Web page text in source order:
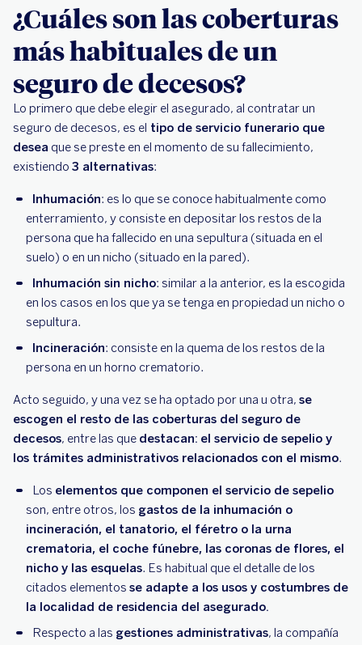
¿Cuáles son las coberturas
más habituales de un
seguro de decesos?
Lo primero que debe elegir el asegurado, al contratar un
seguro de decesos, es el tipo de servicio funerario que
desea que se preste en el momento de su fallecimiento,
existiendo 3 alternativas:
Inhumación: es lo que se conoce habitualmente como
enterramiento, y consiste en depositar los restos de la
persona que ha fallecido en una sepultura (situada en el
suelo) o en un nicho (situado en la pared).
Inhumación sin nicho: similar a la anterior, es la escogida
en los casos en los que ya se tenga en propiedad un nicho o
sepultura.
Incineración: consiste en la quema de los restos de la
persona en un horno crematorio.
Acto seguido, y una vez se ha optado por una u otra, se
escogen el resto de las coberturas del seguro de
decesos, entre las que destacan: el servicio de sepelio y
los trámites administrativos relacionados con el mismo.
Los elementos que componen el servicio de sepelio
son, entre otros, los gastos de la inhumación o
incineración, el tanatorio, el féretro o la urna
crematoria, el coche fúnebre, las coronas de flores, el
nicho y las esquelas. Es habitual que el detalle de los
citados elementos se adapte a los usos y costumbres de
la localidad de residencia del asegurado.
Respecto a las gestiones administrativas, la compañía